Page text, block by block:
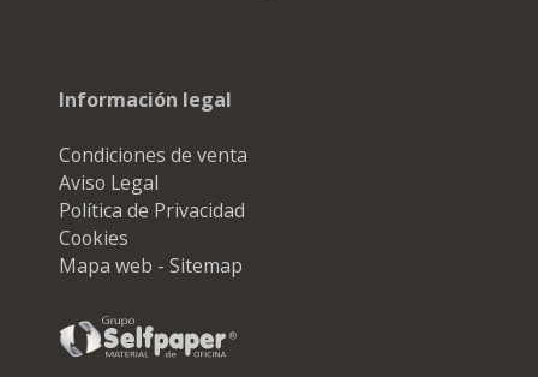
Información legal
Condiciones de venta
Aviso Legal
Política de Privacidad
Cookies
Mapa web - Sitemap